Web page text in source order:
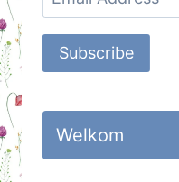
Address
Subscribe
Welkom